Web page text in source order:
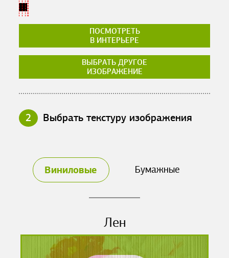
ПОСМОТРЕТЬ
В ИНТЕРЬЕРЕ
ВЫБРАТЬ ДРУГОЕ
ИЗОБРАЖЕНИЕ
2 Выбрать текстуру изображения
Виниловые Бумажные
Лен